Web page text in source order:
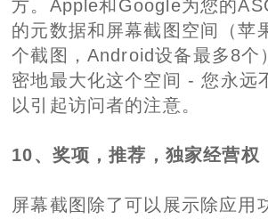
方。Apple和Google为您的
的元数据和屏幕截图空间（苹
个截图，Android设备最多8个
密地最大化这个空间 - 您永远
以引起访问者的注意。
10、奖项，推荐，独家经营权
屏幕截图除了可以展示除应用